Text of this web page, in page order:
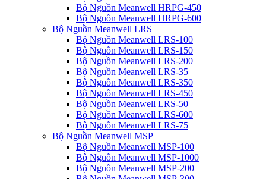
Bộ Nguồn Meanwell HRPG-450
Bộ Nguồn Meanwell HRPG-600
Bộ Nguồn Meanwell LRS
Bộ Nguồn Meanwell LRS-100
Bộ Nguồn Meanwell LRS-150
Bộ Nguồn Meanwell LRS-200
Bộ Nguồn Meanwell LRS-35
Bộ Nguồn Meanwell LRS-350
Bộ Nguồn Meanwell LRS-450
Bộ Nguồn Meanwell LRS-50
Bộ Nguồn Meanwell LRS-600
Bộ Nguồn Meanwell LRS-75
Bộ Nguồn Meanwell MSP
Bộ Nguồn Meanwell MSP-100
Bộ Nguồn Meanwell MSP-1000
Bộ Nguồn Meanwell MSP-200